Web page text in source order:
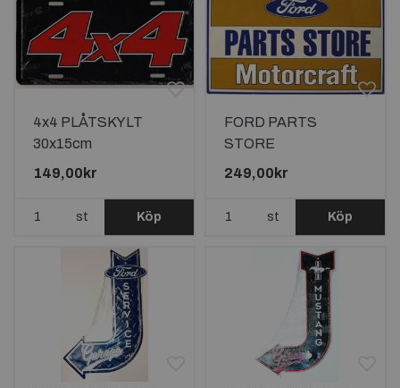
4x4 PLÅTSKYLT
30x15cm
149,00kr
st Köp
FORD PARTS
STORE
MOTORCRAFT
249,00kr
st Köp